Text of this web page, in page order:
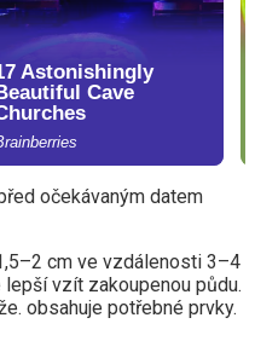
očekávaným datem
cm ve vzdálenosti 3–4
vzít zakoupenou půdu.
obsahuje potřebné prvky.